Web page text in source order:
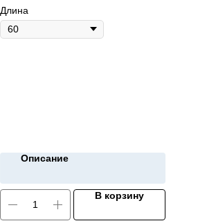
Длина
Описание
В корзину